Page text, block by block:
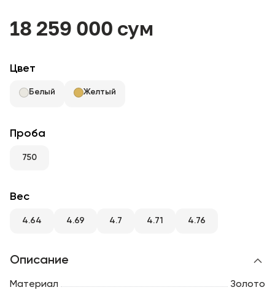
О нас
Избранное
18 259 000 сум
Цвет
Белый Желтый
Проба
750
Вес
4.64 4.69 4.7 4.71 4.76
Описание
Материал Золото